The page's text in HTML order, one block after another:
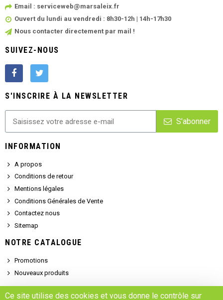
Email : serviceweb@marsaleix.fr
Ouvert du lundi au vendredi : 8h30-12h | 14h-17h30
Nous contacter directement par mail !
SUIVEZ-NOUS
S'INSCRIRE À LA NEWSLETTER
S'abonner
INFORMATION
A propos
Conditions de retour
Mentions légales
Conditions Générales de Vente
Contactez nous
Sitemap
NOTRE CATALOGUE
Promotions
Nouveaux produits
Ce site utilise des cookies et vous donne le contrôle sur